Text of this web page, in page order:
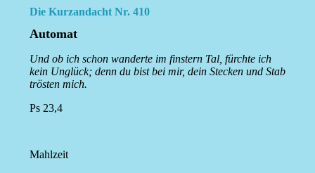
Die Kurzandacht Nr. 410
Automat
Und ob ich schon wanderte im finstern Tal, fürchte ich
kein Unglück; denn du bist bei mir, dein Stecken und Stab
trösten mich.
Ps 23,4
Mahlzeit